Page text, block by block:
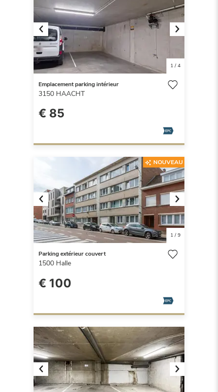
Previous Next
1/ 4
Emplacement parking intérieur
3150 HAACHT
€ 85
Previous Next
1/ 9
NOUVEAU
Parking extérieur couvert
1500 Halle
€ 100
Previous Next